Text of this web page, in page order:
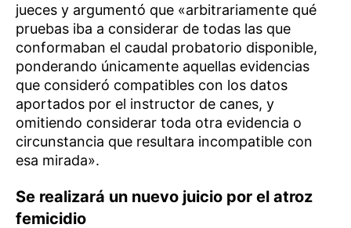
jueces y argumentó que «arbitrariamente qué
pruebas iba a considerar de todas las que
conformaban el caudal probatorio disponible,
ponderando únicamente aquellas evidencias
que consideró compatibles con los datos
aportados por el instructor de canes, y
omitiendo considerar toda otra evidencia o
circunstancia que resultara incompatible con
esa mirada».
Se realizará un nuevo juicio por el atroz
femicidio